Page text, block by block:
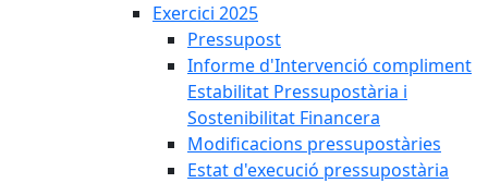
Exercici 2025
Pressupost
Informe d'Intervenció compliment
Estabilitat Pressupostària i
Sostenibilitat Financera
Modificacions pressupostàries
Estat d'execució pressupostària